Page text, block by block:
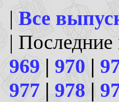
|Все
|
969| 970|
977 | 978 |